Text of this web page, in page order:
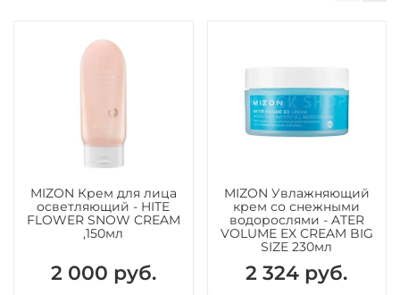
MIZON Крем для лица
осветляющий - HITE
FLOWER SNOW CREAM
,150мл
2 000 руб.
MIZON Увлажняющий
крем со снежными
водорослями - ATER
VOLUME EX CREAM BIG
SIZE 230мл
2 324 руб.